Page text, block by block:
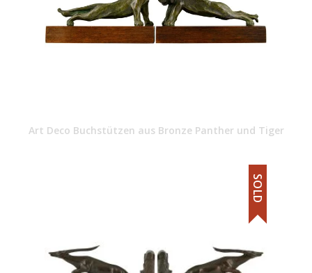
Art Deco Buchstützen aus Bronze Panther und Tiger
SOLD